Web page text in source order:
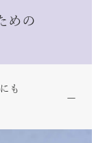
めの
も